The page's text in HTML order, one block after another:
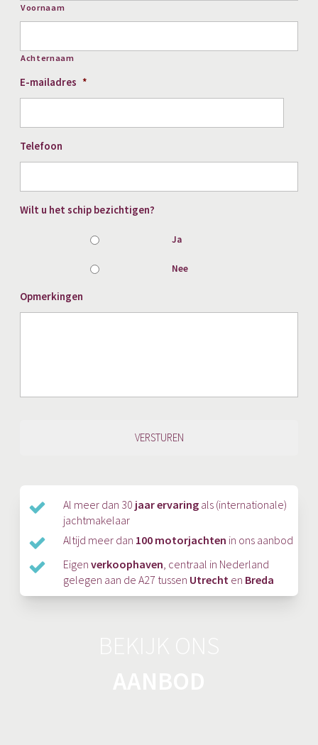
Voornaam
Achternaam
E-mailadres *
Telefoon
Wilt u het schip bezichtigen?
Ja
Nee
Opmerkingen
Al meer dan 30 jaar ervaring als (internationale)
jachtmakelaar
Altijd meer dan 100 motorjachten in ons aanbod
Eigenverkoophaven, centraal in Nederland
gelegen aan de A27 tussen Utrecht en Breda